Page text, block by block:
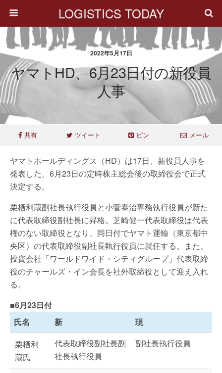
LOGISTICS TODAY
2022年5月17日
ヤマトHD、6月23日付の新役員
人事
共有 ツイート ピン メール
ヤマトホールディングス（HD）は17日、新役員人事を
発表した。6月23日の定時株主総会後の取締役会で正式
決定する。
栗栖利蔵副社長執行役員と小菅泰治専務執行役員が新た
に代表取締役副社長に昇格。芝崎健一代表取締役は代表
権のない取締役となり、同日付でヤマト運輸（東京都中
央区）の代表取締役副社長執行役員に就任する。また、
投資会社「ワールドワイド・シティグループ」代表取締
役のチャールズ・イン会長を社外取締役として迎え入れ
る。
■6月23日付
氏名
新
現
栗栖利
蔵氏
代表取締役副社長副
社長執行役員
副社長執行役員